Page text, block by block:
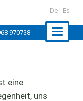
970738
De Es
eine
uns